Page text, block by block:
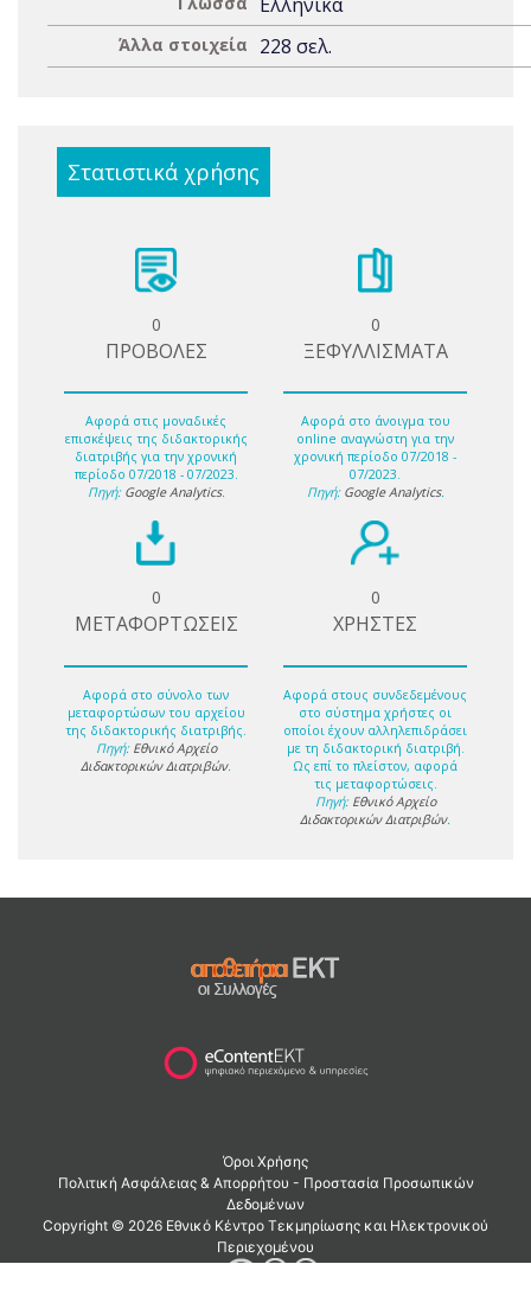
Άλλα στοιχεία 228 σελ.
Στατιστικά χρήσης
0
ΠΡΟΒΟΛΕΣ
Αφορά στις μοναδικές
επισκέψεις της διδακτορικής
διατριβής για την χρονική
περίοδο 07/2018 - 07/2023.
Πηγή: Google Analytics.
0
ΞΕΦΥΛΛΙΣΜΑΤΑ
Αφορά στο άνοιγμα του
online αναγνώστη για την
χρονική περίοδο 07/2018 -
07/2023.
Πηγή: Google Analytics.
0
ΜΕΤΑΦΟΡΤΩΣΕΙΣ
Αφορά στο σύνολο των
μεταφορτώσων του αρχείου
της διδακτορικής διατριβής.
Πηγή: Εθνικό Αρχείο
Διδακτορικών Διατριβών.
0
ΧΡΗΣΤΕΣ
Αφορά στους συνδεδεμένους
στο σύστημα χρήστες οι
οποίοι έχουν αλληλεπιδράσει
με τη διδακτορική διατριβή.
Ως επί το πλείστον, αφορά
τις μεταφορτώσεις.
Πηγή: Εθνικό Αρχείο
Διδακτορικών Διατριβών.